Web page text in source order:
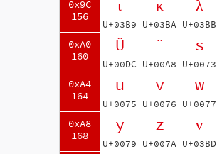
0x9C
156
0xA0
160
0xA4
164
0xA8
168
ι
U+03B9
κ
U+03BA
λ
U+03BB
Ü
U+00DC
¨
U+00A8
s
U+0073
u
U+0075
v
U+0076
w
U+0077
y
U+0079
z
U+007A
ν
U+03BD